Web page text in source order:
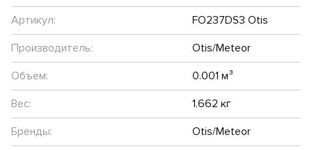
Артикул:
FO237DS3 Otis
Производитель:
Otis/Meteor
Объем:
0.001 м³
Вес:
1.662 кг
Бренды:
Otis/Meteor